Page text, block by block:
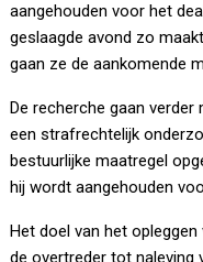
aangehouden voor het
geslaagde avond zo
gaan ze de aankomende
De recherche gaan verder
een strafrechtelijk
bestuurlijke maatregel
hij wordt aangehouden
Het doel van het
de overtreder tot naleving